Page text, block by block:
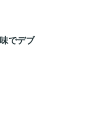
でデブ